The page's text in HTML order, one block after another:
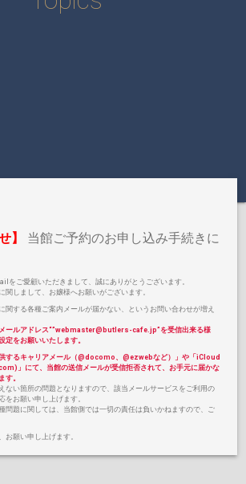
】
当館ご予約のお申し込み手続きに
をご愛顧いただきまして、誠にありがとうございます。
関しまして、お嬢様へお願いがございます。
関する各種ご案内メールが届かない、というお問い合わせが増え
ールアドレス“”webmaster@butlers-cafe.jp”を受信出来る様
定をお願いいたします。
供するキャリアメール（@docomo、@ezwebなど）」や 「iCloud
」 にて、当館の送信メールが受信拒否されて、お手元に届かな
す。
ない箇所の問題となりますので、該当メールサービスをご利用の
をお願い申し上げます。
問題に関しては、当館側では一切の責任は負いかねますので、ご
お願い申し上げます。